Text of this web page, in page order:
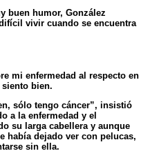
buen humor, González
vivir cuando se encuentra
mi enfermedad al respecto en
bien.
sólo tengo cáncer”, insistió
a la enfermedad y el
su larga cabellera y aunque
había dejado ver con pelucas,
sin ella.